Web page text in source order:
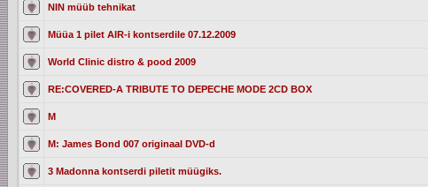
NIN müüb tehnikat
Müüa 1 pilet AIR-i kontserdile 07.12.2009
World Clinic distro & pood 2009
RE:COVERED-A TRIBUTE TO DEPECHE MODE 2CD BOX
M
M: James Bond 007 originaal DVD-d
3 Madonna kontserdi piletit müügiks.